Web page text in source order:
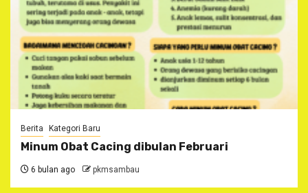
Berita Kategori Baru
Minum Obat Cacing dibulan Februari
6 bulan ago pkmsambau